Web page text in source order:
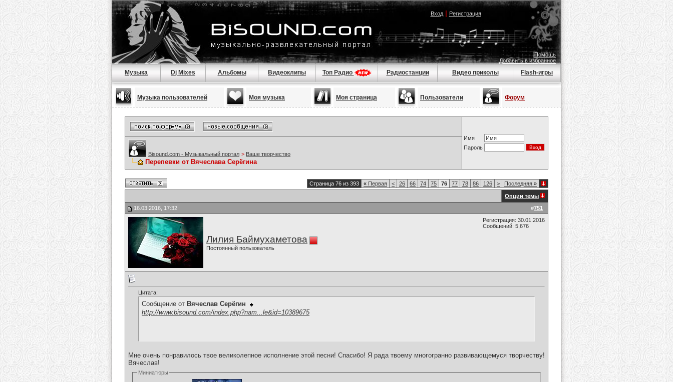
Вход| Регистрация
Помощь
Добавить в избранное
Музыка Dj Mixes Альбомы Видеоклипы Топ Радио Радиостанции Видео приколы Flash-игры
Музыка пользователей Моя музыка Моя страница Пользователи Форум
Имя
Пароль
Bisound.com - Музыкальный портал > Ваше творчество
Перепевки от Вячеслава Серёгина
Страница 76 из 393 « Первая < 26 66 74 75 76 77 78 86 126 > Последняя »
Опции темы
#751
16.03.2016, 17:32
Лилия Баймухаметова
Постоянный пользователь
Регистрация: 30.01.2016
Сообщений: 5,676
Цитата:
Сообщение от Вячеслав Серёгин
http://www.bisound.com/index.php?nam...le&id=10389675
Мне очень понравилось твое великолепное исполнение этой песни! Спасибо! Я рада твоему многогранно развивающемуся творчеству!
Вячеслав!
Миниатюры